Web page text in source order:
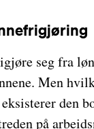
seg fra
Men
den
på